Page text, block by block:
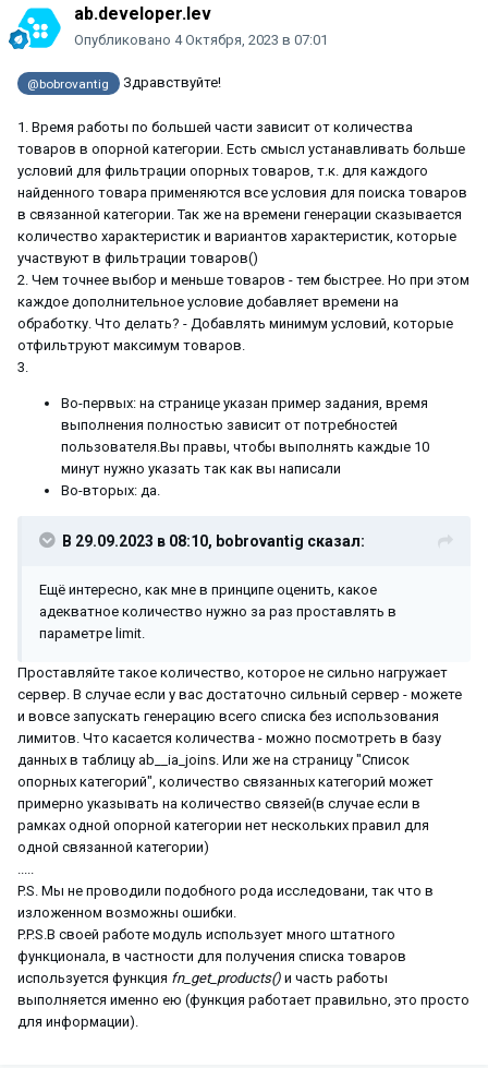
ab.developer.lev
Опубликовано 4 Октября, 2023 в 07:01
@bobrovantig Здравствуйте!
1. Время работы по большей части зависит от количества
товаров в опорной категории. Есть смысл устанавливать больше
условий для фильтрации опорных товаров, т.к. для каждого
найденного товара применяются все условия для поиска товаров
в связанной категории. Так же на времени генерации сказывается
количество характеристик и вариантов характеристик, которые
участвуют в фильтрации товаров()
2. Чем точнее выбор и меньше товаров - тем быстрее. Но при этом
каждое дополнительное условие добавляет времени на
обработку. Что делать? - Добавлять минимум условий, которые
отфильтруют максимум товаров.
3.
Во-первых: на странице указан пример задания, время
выполнения полностью зависит от потребностей
пользователя.Вы правы, чтобы выполнять каждые 10
минут нужно указать так как вы написали
Во-вторых: да.
В 29.09.2023 в 08:10, bobrovantig сказал:
Ещё интересно, как мне в принципе оценить, какое
адекватное количество нужно за раз проставлять в
параметре limit.
Проставляйте такое количество, которое не сильно нагружает
сервер. В случае если у вас достаточно сильный сервер - можете
и вовсе запускать генерацию всего списка без использования
лимитов. Что касается количества - можно посмотреть в базу
данных в таблицу ab__ia_joins. Или же на страницу "Список
опорных категорий", количество связанных категорий может
примерно указывать на количество связей(в случае если в
рамках одной опорной категории нет нескольких правил для
одной связанной категории)
P.S. Мы не проводили подобного рода исследовани, так что в
изложенном возможны ошибки.
P.P.S.В своей работе модуль использует много штатного
функционала, в частности для получения списка товаров
используется функция fn_get_products() и часть работы
выполняется именно ею (функция работает правильно, это просто
для информации).